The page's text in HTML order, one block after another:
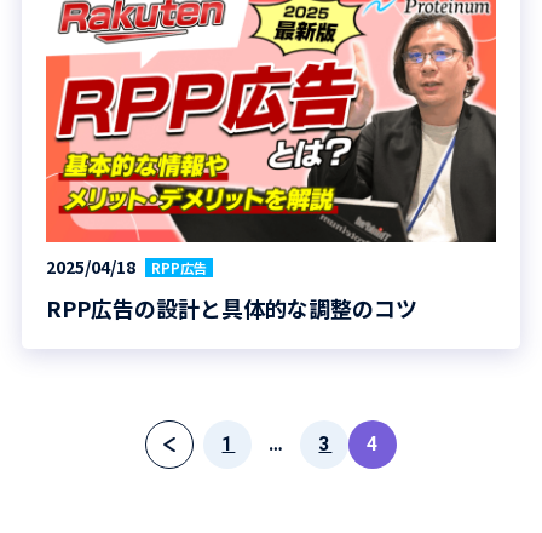
2025/04/18 RPP広告
RPP広告の設計と具体的な調整のコツ
1 … 3 4